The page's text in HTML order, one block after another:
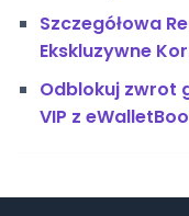
Szczegółowa
Ekskluzywne
Odblokuj zwrot
VIP z